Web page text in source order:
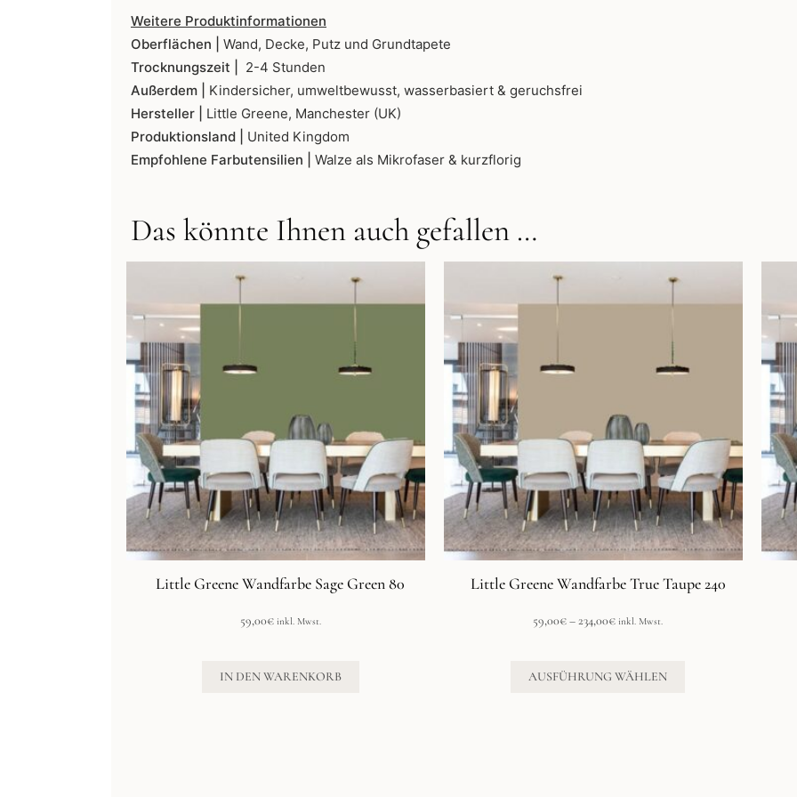
Weitere Produktinformationen
Oberflächen | Wand, Decke, Putz und Grundtapete
Trocknungszeit |
2-4 Stunden
Außerdem | Kindersicher, umweltbewusst, wasserbasiert & geruchsfrei
Hersteller | Little Greene, Manchester (UK)
Produktionsland | United Kingdom
Empfohlene Farbutensilien | Walze als Mikrofaser & kurzflorig
Das könnte Ihnen auch gefallen …
Little Greene Wandfarbe Sage Green 80
59,00€ inkl. Mwst.
IN DEN WARENKORB
Little Greene Wandfarbe True Taupe 240
59,00€–234,00€Preisspanne:
234,00€
inkl. Mwst.
AUSFÜHRUNG WÄHLEN
weist
können
auf
Produktseite
gewählt
werden